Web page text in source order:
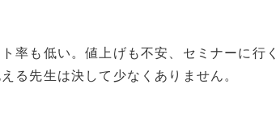
率も低い。値上げも不安、セミナーに行く
る先生は決して少なくありません。